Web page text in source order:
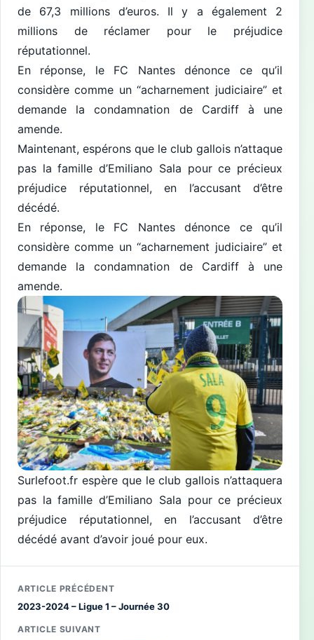
de 67,3 millions d’euros. Il y a également 2
millions de réclamer pour le préjudice
réputationnel.
En réponse, le FC Nantes dénonce ce qu’il
considère comme un “acharnement judiciaire” et
demande la condamnation de Cardiff à une
amende.
Maintenant, espérons que le club gallois n’attaque
pas la famille d’Emiliano Sala pour ce précieux
préjudice réputationnel, en l’accusant d’être
décédé.
En réponse, le FC Nantes dénonce ce qu’il
considère comme un “acharnement judiciaire” et
demande la condamnation de Cardiff à une
amende.
Surlefoot.fr espère que le club gallois n’attaquera
pas la famille d’Emiliano Sala pour ce précieux
préjudice réputationnel, en l’accusant d’être
décédé avant d’avoir joué pour eux.
ARTICLE PRÉCÉDENT
2023-2024 – Ligue 1 – Journée 30
ARTICLE SUIVANT